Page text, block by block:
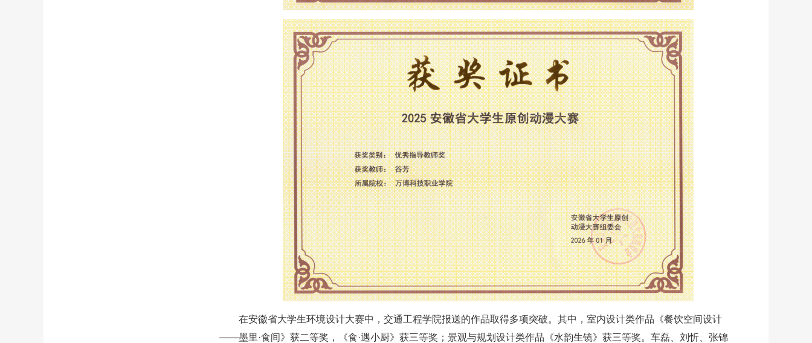
在安徽省大学生环境设计大赛中，交通工程学院报送的作品取得多项突破。其中，室内设计类作品《餐饮空间设计
——墨里·食间》获二等奖，《食·遇小厨》获三等奖；景观与规划设计类作品《水韵生镜》获三等奖。车磊、刘忻、张锦